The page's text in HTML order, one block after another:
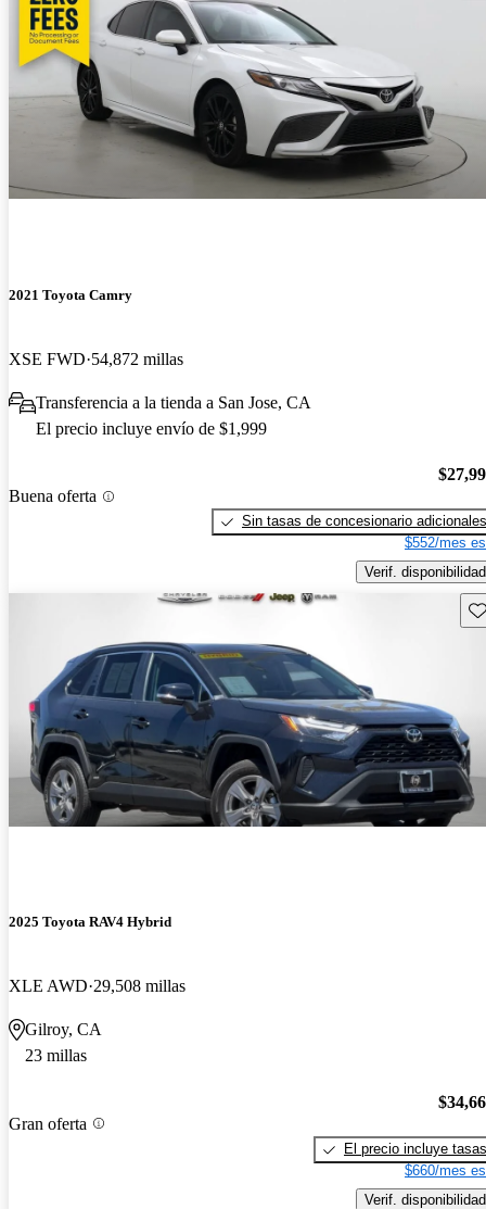
2021 Toyota Camry
XSE FWD 54,872 millas
Transferencia a la tienda a San Jose, CA
El precio incluye envío de $1,999
Buena oferta
Sin tasas de concesionario adicionales
$552/mes
Verif. disponibilidad
2025 Toyota RAV4 Hybrid
XLE AWD 29,508 millas
Gilroy, CA
23 millas
Gran oferta
El precio incluye tasas
$660/mes
Verif. disponibilidad